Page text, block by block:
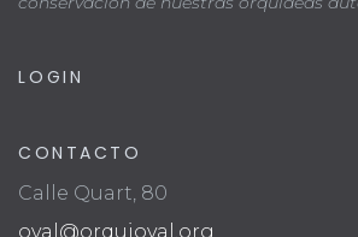
LOGIN
CONTACTO
Calle Quart, 80
oval@orquioval.org